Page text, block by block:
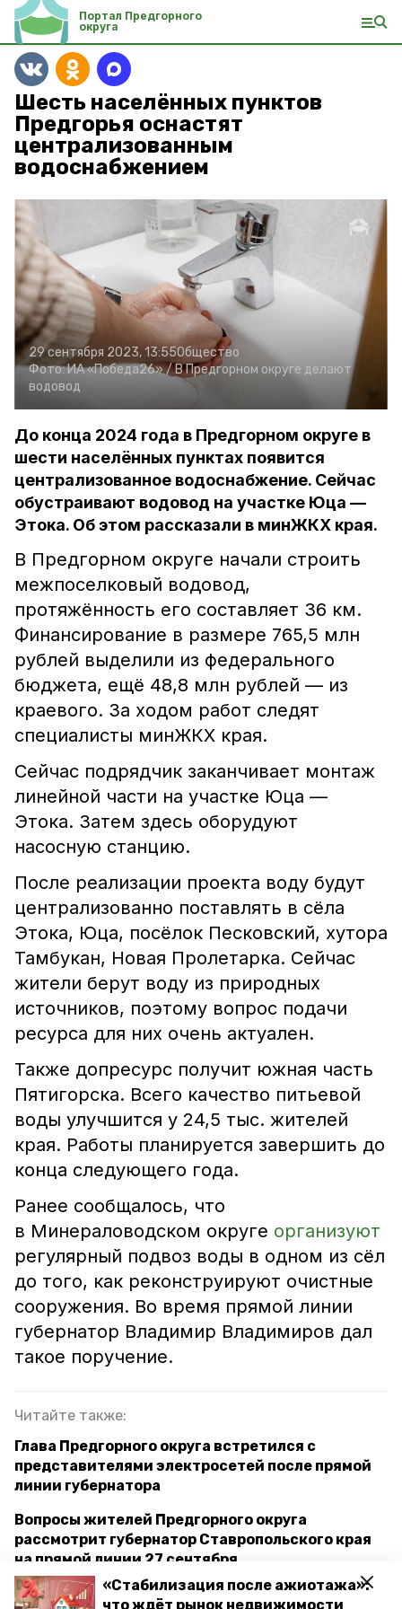
«Стабилизация после ажиотажа»:
что ждёт рынок недвижимости
Портал Предгорного
округа
Шесть населённых пунктов
Предгорья оснастят
централизованным
водоснабжением
29 сентября 2023, 13:55Общество
Фото:ИА «Победа26» /В Предгорном округе делают
водовод
До конца 2024 года в Предгорном округе в
шести населённых пунктах появится
централизованное водоснабжение. Сейчас
обустраивают водовод на участке Юца —
Этока. Об этом рассказали в минЖКХ края.
В Предгорном округе начали строить
межпоселковый водовод,
протяжённость его составляет 36 км.
Финансирование в размере 765,5 млн
рублей выделили из федерального
бюджета, ещё 48,8 млн рублей — из
краевого. За ходом работ следят
специалисты минЖКХ края.
Сейчас подрядчик заканчивает монтаж
линейной части на участке Юца —
Этока. Затем здесь оборудуют
насосную станцию.
После реализации проекта воду будут
централизованно поставлять в сёла
Этока, Юца, посёлок Песковский, хутора
Тамбукан, Новая Пролетарка. Сейчас
жители берут воду из природных
источников, поэтому вопрос подачи
ресурса для них очень актуален.
Также допресурс получит южная часть
Пятигорска. Всего качество питьевой
воды улучшится у 24,5 тыс. жителей
края. Работы планируется завершить до
конца следующего года.
Ранее сообщалось, что
в Минераловодском округе организуют
регулярный подвоз воды в одном из сёл
до того, как реконструируют очистные
сооружения. Во время прямой линии
губернатор Владимир Владимиров дал
такое поручение.
Читайте также:
Глава Предгорного округа встретился с
представителями электросетей после прямой
линии губернатора
Вопросы жителей Предгорного округа
рассмотрит губернатор Ставропольского края
на прямой линии 27 сентября
Губернатор Владимир Владимиров: Подключаем